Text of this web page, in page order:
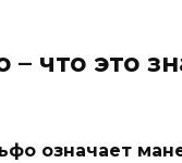
что это
означает